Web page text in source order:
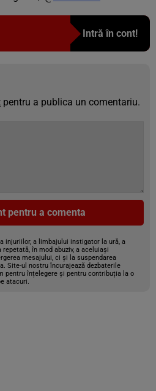
Intră în cont!
pentru a publica un comentariu.
pentru a comenta
injuriilor, a limbajului instigator la ură, a
în mod abuziv, a aceluiași
mesajului, ci și la suspendarea
Site-ul nostru încurajează dezbaterile
pentru înțelegere și pentru contribuția la o
atacuri.